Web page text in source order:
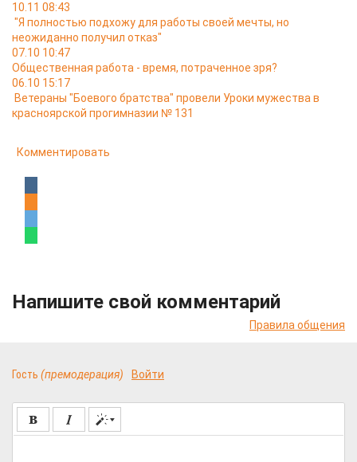
10.11 08:43
"Я полностью подхожу для работы своей мечты, но
неожиданно получил отказ"
07.10 10:47
Общественная работа - время, потраченное зря?
06.10 15:17
Ветераны "Боевого братства" провели Уроки мужества в
красноярской прогимназии № 131
Комментировать
Напишите свой комментарий
Правила общения
Гость (премодерация) Войти